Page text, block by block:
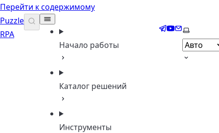
Перейти к содержимому
Puzzle
RPA
Начало работы
Каталог решений
Инструменты
Telegram
YouTube
Email